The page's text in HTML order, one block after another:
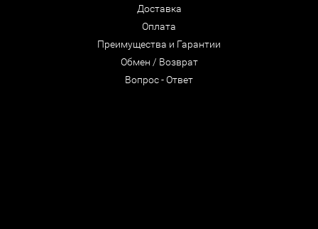
Доставка
Оплата
Преимущества и Гарантии
Обмен / Возврат
Вопрос - Ответ